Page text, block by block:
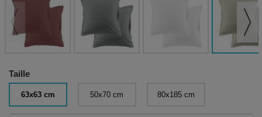
Taille
63x63 cm 50x70 cm 80x185 cm